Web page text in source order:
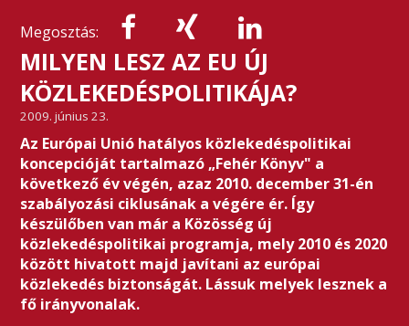
Megosztás:
MILYEN LESZ AZ EU ÚJ
KÖZLEKEDÉSPOLITIKÁJA?
2009. június 23.
Az Európai Unió hatályos közlekedéspolitikai
koncepcióját tartalmazó „Fehér Könyv" a
következő év végén, azaz 2010. december 31-én
szabályozási ciklusának a végére ér. Így
készülőben van már a Közösség új
közlekedéspolitikai programja, mely 2010 és 2020
között hivatott majd javítani az európai
közlekedés biztonságát. Lássuk melyek lesznek a
fő irányvonalak.